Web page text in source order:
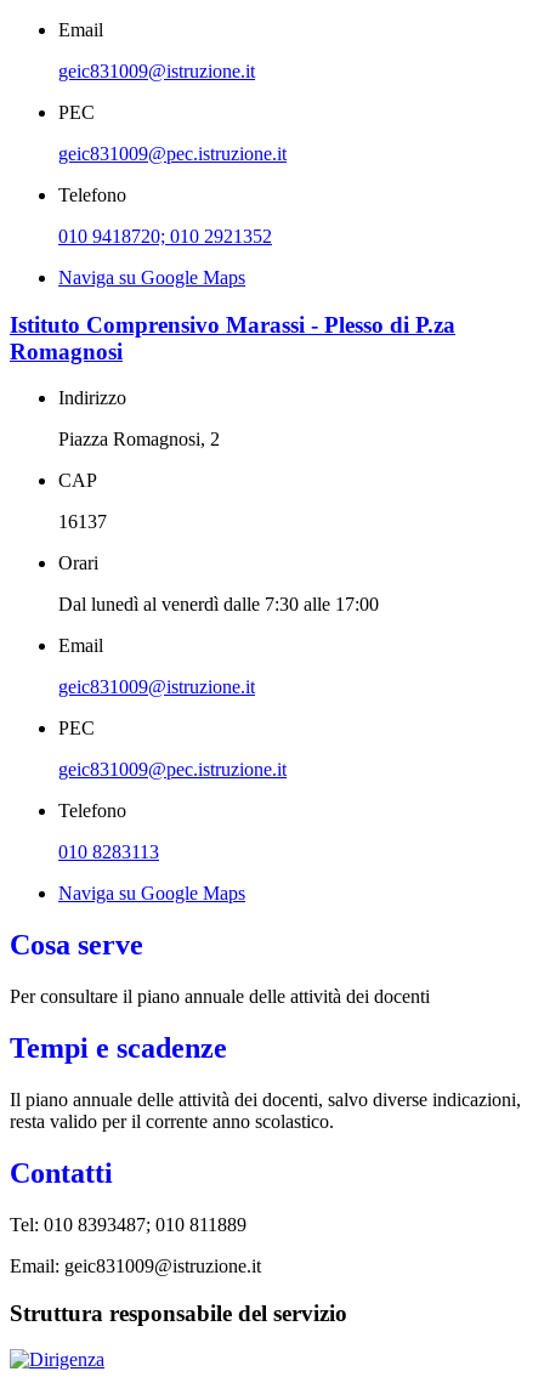
Email
geic831009@istruzione.it
PEC
geic831009@pec.istruzione.it
Telefono
010 9418720; 010 2921352
Naviga su Google Maps
Istituto Comprensivo Marassi - Plesso di P.za
Romagnosi
Indirizzo
Piazza Romagnosi, 2
CAP
16137
Orari
Dal lunedì al venerdì dalle 7:30 alle 17:00
Email
geic831009@istruzione.it
PEC
geic831009@pec.istruzione.it
Telefono
010 8283113
Naviga su Google Maps
Cosa serve
Per consultare il piano annuale delle attività dei docenti
Tempi e scadenze
Il piano annuale delle attività dei docenti, salvo diverse indicazioni,
resta valido per il corrente anno scolastico.
Contatti
Tel: 010 8393487; 010 811889
Email: geic831009@istruzione.it
Struttura responsabile del servizio